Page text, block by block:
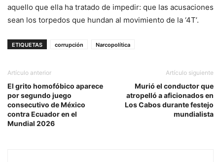
aquello que ella ha tratado de impedir: que las acusaciones
sean los torpedos que hundan al movimiento de la ‘4T’.
ETIQUETAS corrupción Narcopolítica
Artículo anterior
El grito homofóbico aparece
por segundo juego
consecutivo de México
contra Ecuador en el
Mundial 2026
Artículo siguiente
Murió el conductor que
atropelló a aficionados en
Los Cabos durante festejo
mundialista